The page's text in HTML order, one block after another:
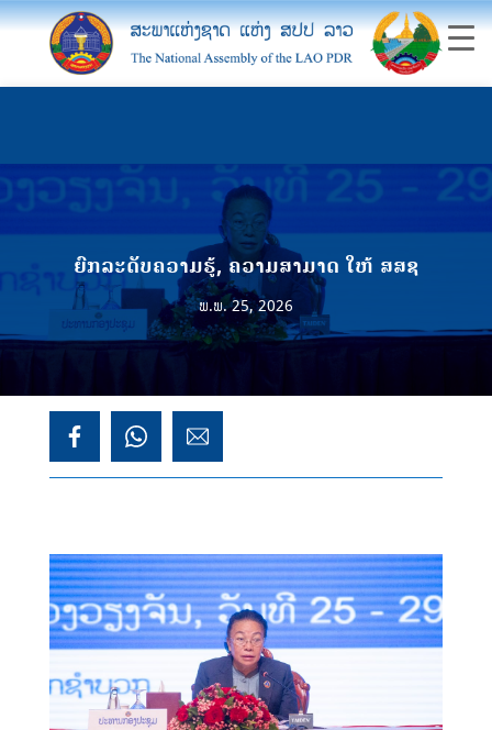
ຍົກລະດັບຄວາມຮູ້, ຄວາມສາມາດ ໃຫ້ ສສຊ
ພ.ພ. 25, 2026